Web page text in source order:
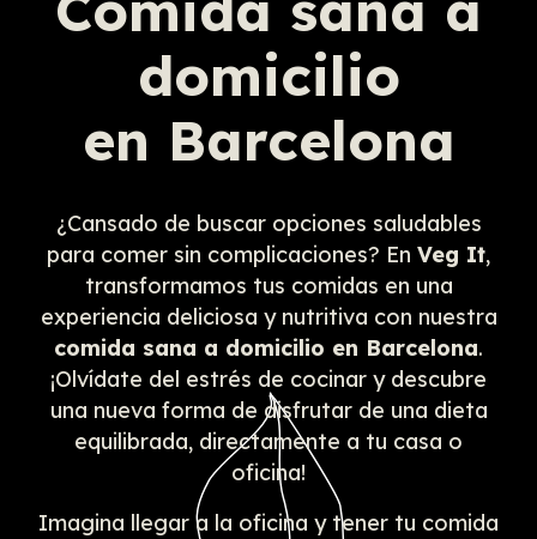
domicilio
en Barcelona
¿Cansado de buscar opciones saludables
para comer sin complicaciones? En Veg It,
transformamos tus comidas en una
experiencia deliciosa y nutritiva con nuestra
comida sana a domicilio en Barcelona.
¡Olvídate del estrés de cocinar y descubre
una nueva forma de disfrutar de una dieta
equilibrada, directamente a tu casa o
oficina!
Imagina llegar a la oficina y tener tu comida